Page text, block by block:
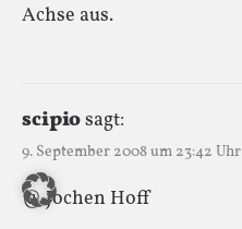
Achse aus.
scipiosagt:
9. September 2008 um 23:42 Uhr
@ Jochen Hoff